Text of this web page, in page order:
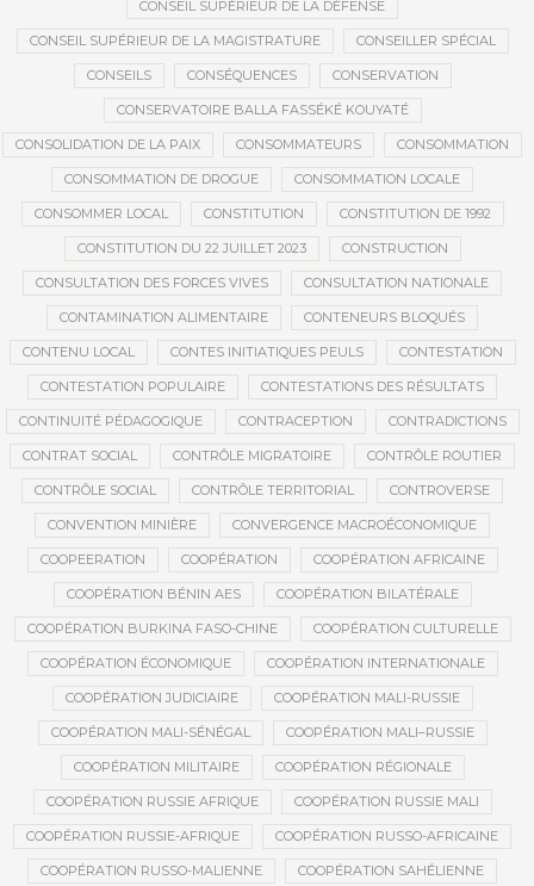
CONSEIL SUPÉRIEUR DE LA DÉFENSE
CONSEIL SUPÉRIEUR DE LA MAGISTRATURE CONSEILLER SPÉCIAL
CONSEILS CONSÉQUENCES CONSERVATION
CONSERVATOIRE BALLA FASSÉKÉ KOUYATÉ
CONSOLIDATION DE LA PAIX CONSOMMATEURS CONSOMMATION
CONSOMMATION DE DROGUE CONSOMMATION LOCALE
CONSOMMER LOCAL CONSTITUTION CONSTITUTION DE 1992
CONSTITUTION DU 22 JUILLET 2023 CONSTRUCTION
CONSULTATION DES FORCES VIVES CONSULTATION NATIONALE
CONTAMINATION ALIMENTAIRE CONTENEURS BLOQUÉS
CONTENU LOCAL CONTES INITIATIQUES PEULS CONTESTATION
CONTESTATION POPULAIRE CONTESTATIONS DES RÉSULTATS
CONTINUITÉ PÉDAGOGIQUE CONTRACEPTION CONTRADICTIONS
CONTRAT SOCIAL CONTRÔLE MIGRATOIRE CONTRÔLE ROUTIER
CONTRÔLE SOCIAL CONTRÔLE TERRITORIAL CONTROVERSE
CONVENTION MINIÈRE CONVERGENCE MACROÉCONOMIQUE
COOPEERATION COOPÉRATION COOPÉRATION AFRICAINE
COOPÉRATION BÉNIN AES COOPÉRATION BILATÉRALE
COOPÉRATION BURKINA FASO-CHINE COOPÉRATION CULTURELLE
COOPÉRATION ÉCONOMIQUE COOPÉRATION INTERNATIONALE
COOPÉRATION JUDICIAIRE COOPÉRATION MALI-RUSSIE
COOPÉRATION MALI-SÉNÉGAL COOPÉRATION MALI–RUSSIE
COOPÉRATION MILITAIRE COOPÉRATION RÉGIONALE
COOPÉRATION RUSSIE AFRIQUE COOPÉRATION RUSSIE MALI
COOPÉRATION RUSSIE-AFRIQUE COOPÉRATION RUSSO-AFRICAINE
COOPÉRATION RUSSO-MALIENNE COOPÉRATION SAHÉLIENNE